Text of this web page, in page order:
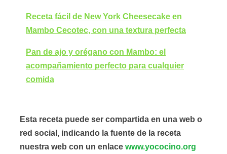
Receta fácil de New York Cheesecake en
Mambo Cecotec, con una textura perfecta
Pan de ajo y orégano con Mambo: el
acompañamiento perfecto para cualquier
comida
Esta receta puede ser compartida en una web o
red social, indicando la fuente de la receta
nuestra web con un enlace www.yococino.org